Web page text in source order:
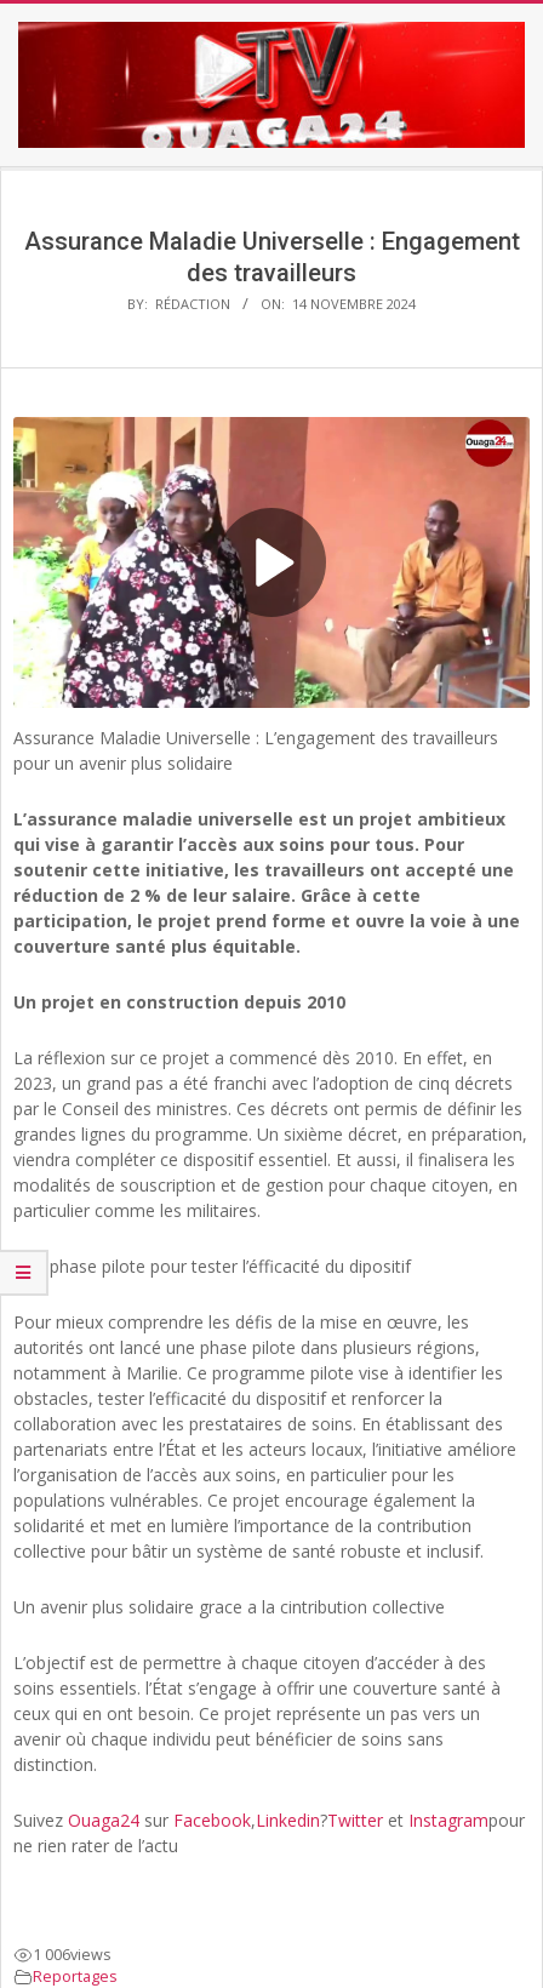
Skip
TV
OUAGA24
Menu
Assurance Maladie Universelle : Engagement
des travailleurs
BY: RÉDACTION ON: 14 NOVEMBRE 2024
Assurance Maladie Universelle : L’engagement des travailleurs
pour un avenir plus solidaire
L’assurance maladie universelle est un projet ambitieux
qui vise à garantir l’accès aux soins pour tous. Pour
soutenir cette initiative, les travailleurs ont accepté une
réduction de 2 % de leur salaire. Grâce à cette
participation, le projet prend forme et ouvre la voie à une
couverture santé plus équitable.
Un projet en construction depuis 2010
La réflexion sur ce projet a commencé dès 2010. En effet, en
2023, un grand pas a été franchi avec l’adoption de cinq décrets
par le Conseil des ministres. Ces décrets ont permis de définir les
grandes lignes du programme. Un sixième décret, en préparation,
viendra compléter ce dispositif essentiel. Et aussi, il finalisera les
modalités de souscription et de gestion pour chaque citoyen, en
particulier comme les militaires.
Une phase pilote pour tester l’éfficacité du dipositif
Pour mieux comprendre les défis de la mise en œuvre, les
autorités ont lancé une phase pilote dans plusieurs régions,
notamment à Marilie. Ce programme pilote vise à identifier les
obstacles, tester l’efficacité du dispositif et renforcer la
collaboration avec les prestataires de soins. En établissant des
partenariats entre l’État et les acteurs locaux, l’initiative améliore
l’organisation de l’accès aux soins, en particulier pour les
populations vulnérables. Ce projet encourage également la
solidarité et met en lumière l’importance de la contribution
collective pour bâtir un système de santé robuste et inclusif.
Un avenir plus solidaire grace a la cintribution collective
L’objectif est de permettre à chaque citoyen d’accéder à des
soins essentiels. l’État s’engage à offrir une couverture santé à
ceux qui en ont besoin. Ce projet représente un pas vers un
avenir où chaque individu peut bénéficier de soins sans
distinction.
Suivez Ouaga24 sur Facebook,Linkedin?Twitter et Instagrampour
ne rien rater de l’actu
1 006views
Reportages